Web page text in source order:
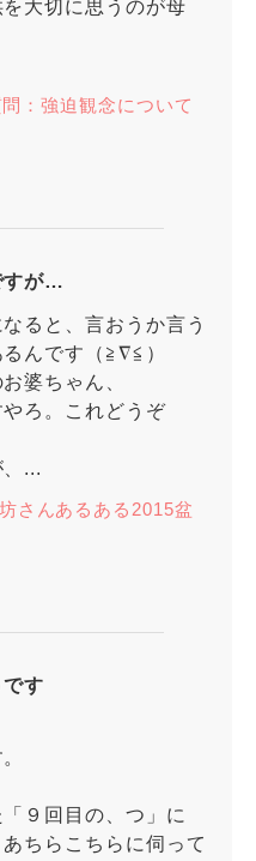
大切に思うのが母
問：強迫観念について
すが…
ると、言おうか言う
んです（≧∇≦）
婆ちゃん、
やろ。これどうぞ
...
さんあるある2015盆
す
９回目の、つ」に
ちらこちらに伺って